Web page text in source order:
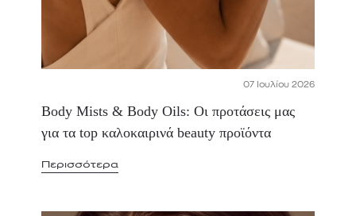
07 Ιουλίου 2026
Body Mists & Body Oils: Οι προτάσεις μας
για τα top καλοκαιρινά beauty προϊόντα
Περισσότερα